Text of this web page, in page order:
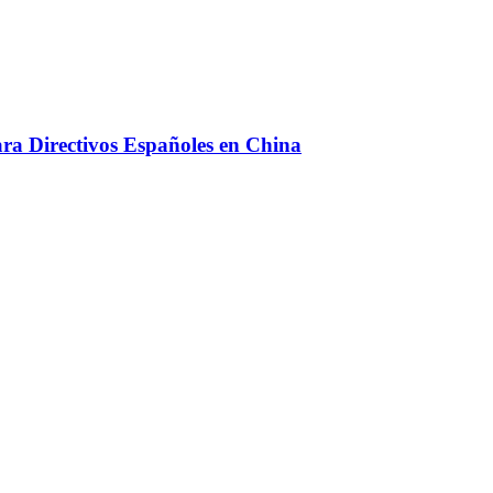
Directivos Españoles en China